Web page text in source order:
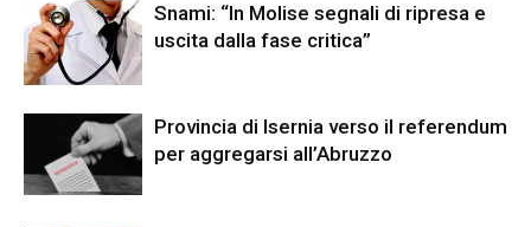
Snami: “In Molise segnali di ripresa e
uscita dalla fase critica”
Provincia di Isernia verso il referendum
per aggregarsi all’Abruzzo